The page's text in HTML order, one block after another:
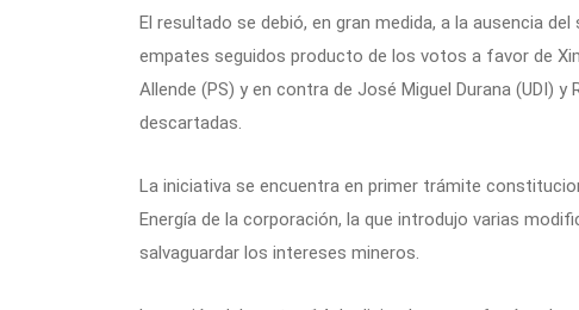
El resultado se debió, en gran medida, a la ausencia
empates seguidos producto de los votos a favor de
Allende (PS) y en contra de José Miguel Durana (UDI)
descartadas.
La iniciativa se encuentra en primer trámite
Energía de la corporación, la que introdujo varias
salvaguardar los intereses mineros.